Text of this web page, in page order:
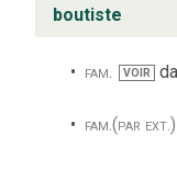
boutiste
fam. VOIR
fam.(par ext.)